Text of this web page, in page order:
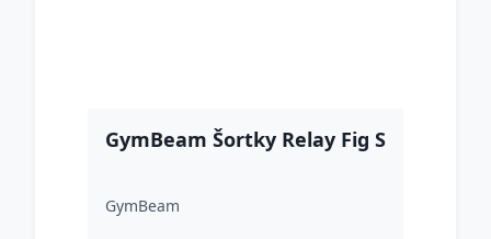
GymBeam Šortky Relay Fig S
GymBeam